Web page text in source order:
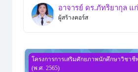
อาจารย์ ดร.ภัทริยากุล แ
ผู้สร้างคอร์ส
แบบทดสอบ ภาค ค. ความเหมาะ
โครงการการเสริมศักยภาพนักศึกษาวิชา
(พ.ศ. 2565)